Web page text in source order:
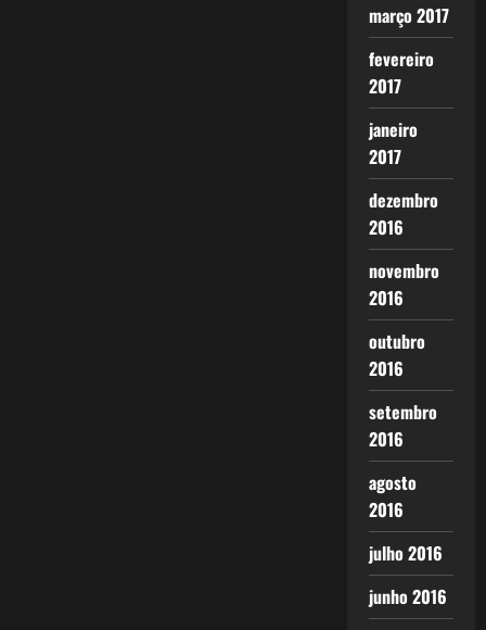
março 2017
fevereiro
2017
janeiro
2017
dezembro
2016
novembro
2016
outubro
2016
setembro
2016
agosto
2016
julho 2016
junho 2016